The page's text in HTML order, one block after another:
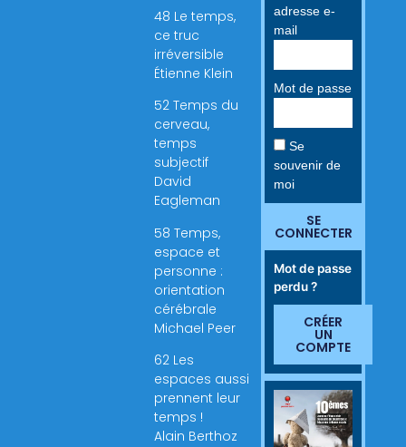
48 Le temps,
ce truc
irréversible
Étienne Klein
52 Temps du
cerveau,
temps
subjectif
David
Eagleman
58 Temps,
espace et
personne :
orientation
cérébrale
Michael Peer
62 Les
espaces aussi
prennent leur
temps !
Alain Berthoz
adresse e-
mail
Mot de passe
Se
souvenir de
moi
SE
CONNECTER
Mot de passe
perdu ?
CRÉER
UN
COMPTE